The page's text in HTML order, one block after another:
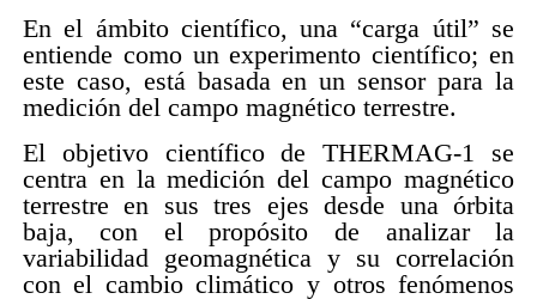
En el ámbito científico, una “carga útil” se
entiende como un experimento científico; en
este caso, está basada en un sensor para la
medición del campo magnético terrestre.
El objetivo científico de THERMAG-1 se
centra en la medición del campo magnético
terrestre en sus tres ejes desde una órbita
baja, con el propósito de analizar la
variabilidad geomagnética y su correlación
con el cambio climático y otros fenómenos